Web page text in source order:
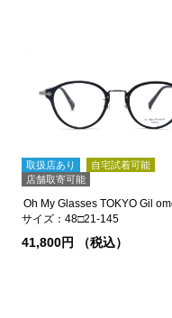
取扱店あり
自宅試着可能
店舗取寄可能
サイズ：48□21-145
41,800円 （税込）